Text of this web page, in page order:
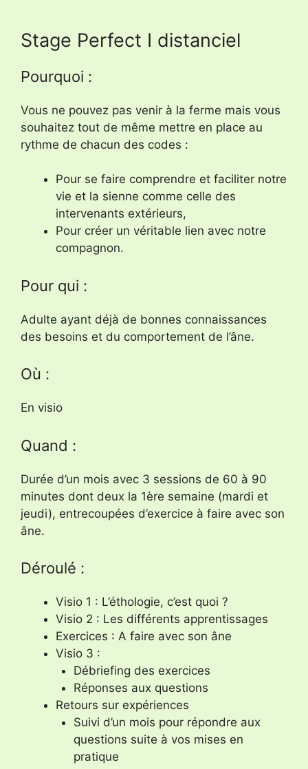
Stage Perfect I distanciel
Pourquoi :
Vous ne pouvez pas venir à la ferme mais vous
souhaitez tout de même mettre en place au
rythme de chacun des codes :
Pour se faire comprendre et faciliter notre
vie et la sienne comme celle des
intervenants extérieurs,
Pour créer un véritable lien avec notre
compagnon.
Pour qui :
Adulte ayant déjà de bonnes connaissances
des besoins et du comportement de l’âne.
Où :
En visio
Quand :
Durée d’un mois avec 3 sessions de 60 à 90
minutes dont deux la 1ère semaine (mardi et
jeudi), entrecoupées d’exercice à faire avec son
âne.
Déroulé :
Visio 1 : L’éthologie, c’est quoi ?
Visio 2 : Les différents apprentissages
Exercices : A faire avec son âne
Visio 3 :
Débriefing des exercices
Réponses aux questions
Retours sur expériences
Suivi d’un mois pour répondre aux
questions suite à vos mises en
pratique